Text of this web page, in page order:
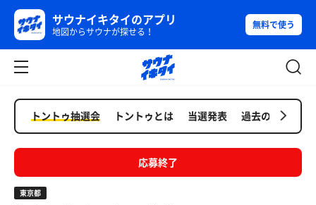
サウナイキタイのアプリ
地図からサウナが探せる！
無料で使う
トントゥ抽選会 トントゥとは 当選発表 過去の抽選会
応募終了
東京都